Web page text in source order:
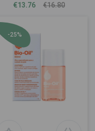
€13.76 €16.80
-25%